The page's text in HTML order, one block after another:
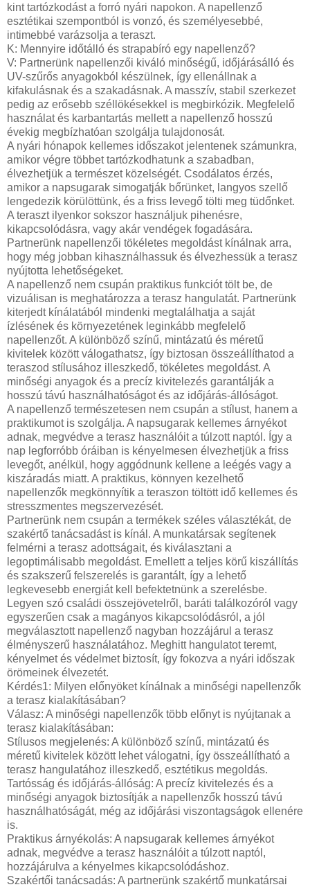
kint tartózkodást a forró nyári napokon. A napellenző
esztétikai szempontból is vonzó, és személyesebbé,
intimebbé varázsolja a teraszt.
K: Mennyire időtálló és strapabíró egy napellenző?
V: Partnerünk napellenzői kiváló minőségű, időjárásálló és
UV-szűrős anyagokból készülnek, így ellenállnak a
kifakulásnak és a szakadásnak. A masszív, stabil szerkezet
pedig az erősebb széllökésekkel is megbirkózik. Megfelelő
használat és karbantartás mellett a napellenző hosszú
évekig megbízhatóan szolgálja tulajdonosát.
A nyári hónapok kellemes időszakot jelentenek számunkra,
amikor végre többet tartózkodhatunk a szabadban,
élvezhetjük a természet közelségét. Csodálatos érzés,
amikor a napsugarak simogatják bőrünket, langyos szellő
lengedezik körülöttünk, és a friss levegő tölti meg tüdőnket.
A teraszt ilyenkor sokszor használjuk pihenésre,
kikapcsolódásra, vagy akár vendégek fogadására.
Partnerünk napellenzői tökéletes megoldást kínálnak arra,
hogy még jobban kihasználhassuk és élvezhessük a terasz
nyújtotta lehetőségeket.
A napellenző nem csupán praktikus funkciót tölt be, de
vizuálisan is meghatározza a terasz hangulatát. Partnerünk
kiterjedt kínálatából mindenki megtalálhatja a saját
ízlésének és környezetének leginkább megfelelő
napellenzőt. A különböző színű, mintázatú és méretű
kivitelek között válogathatsz, így biztosan összeállíthatod a
teraszod stílusához illeszkedő, tökéletes megoldást. A
minőségi anyagok és a precíz kivitelezés garantálják a
hosszú távú használhatóságot és az időjárás-állóságot.
A napellenző természetesen nem csupán a stílust, hanem a
praktikumot is szolgálja. A napsugarak kellemes árnyékot
adnak, megvédve a terasz használóit a túlzott naptól. Így a
nap legforróbb óráiban is kényelmesen élvezhetjük a friss
levegőt, anélkül, hogy aggódnunk kellene a leégés vagy a
kiszáradás miatt. A praktikus, könnyen kezelhető
napellenzők megkönnyítik a teraszon töltött idő kellemes és
stresszmentes megszervezését.
Partnerünk nem csupán a termékek széles választékát, de
szakértő tanácsadást is kínál. A munkatársak segítenek
felmérni a terasz adottságait, és kiválasztani a
legoptimálisabb megoldást. Emellett a teljes körű kiszállítás
és szakszerű felszerelés is garantált, így a lehető
legkevesebb energiát kell befektetnünk a szerelésbe.
Legyen szó családi összejövetelről, baráti találkozóról vagy
egyszerűen csak a magányos kikapcsolódásról, a jól
megválasztott napellenző nagyban hozzájárul a terasz
élményszerű használatához. Meghitt hangulatot teremt,
kényelmet és védelmet biztosít, így fokozva a nyári időszak
örömeinek élvezetét.
Kérdés1: Milyen előnyöket kínálnak a minőségi napellenzők
a terasz kialakításában?
Válasz: A minőségi napellenzők több előnyt is nyújtanak a
terasz kialakításában:
Stílusos megjelenés: A különböző színű, mintázatú és
méretű kivitelek között lehet válogatni, így összeállítható a
terasz hangulatához illeszkedő, esztétikus megoldás.
Tartósság és időjárás-állóság: A precíz kivitelezés és a
minőségi anyagok biztosítják a napellenzők hosszú távú
használhatóságát, még az időjárási viszontagságok ellenére
is.
Praktikus árnyékolás: A napsugarak kellemes árnyékot
adnak, megvédve a terasz használóit a túlzott naptól,
hozzájárulva a kényelmes kikapcsolódáshoz.
Szakértői tanácsadás: A partnerünk szakértő munkatársai